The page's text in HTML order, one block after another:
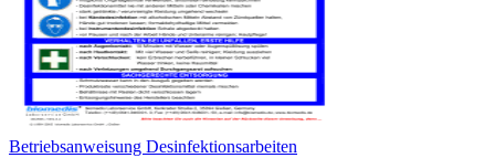
Betriebsanweisung Desinfektionsarbeiten